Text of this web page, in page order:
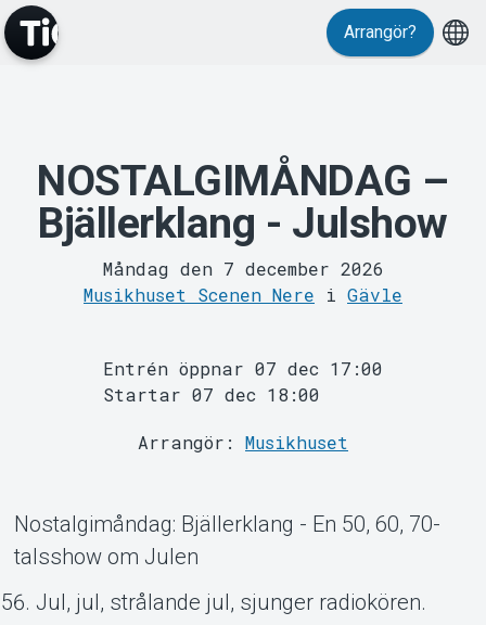
Evenemang
MyTickster
Arrangör?
NOSTALGIMÅNDAG –
Bjällerklang - Julshow
Måndag den 7 december 2026
Musikhuset Scenen Nere i Gävle
Entrén öppnar 07 dec 17:00
Startar 07 dec 18:00
Arrangör: Musikhuset
Nostalgimåndag: Bjällerklang - En 50, 60, 70-
talsshow om Julen
Jul, jul, strålande jul, sjunger radiokören.